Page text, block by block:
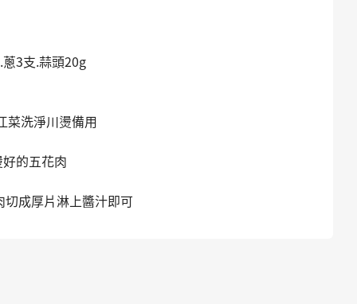
支.蒜頭20g
川燙備用
五花肉
汁即可